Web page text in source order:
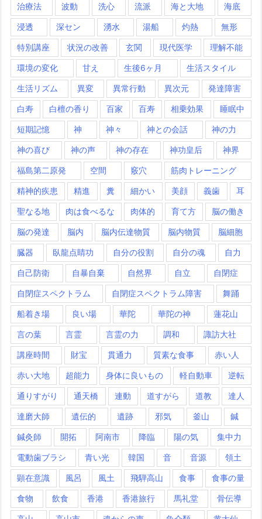
治療法 波動 洗心 流派 海と大地 海底
浸透 深セン 湧水 湯船 灼熱 無形
特別講座 状況の改善 玄関 現代医学 理解不能
環境の変化 甘え 生後6ヶ月 生活スタイル
生活リズム 異変 異常行動 異次元 発達障害
白寿 白檀の香り 百家 百寿 相乗効果 睡眠中
短期記憶 神 神々 神との会話 神の力
神の喜び 神の声 神の存在 神功皇后 神界
福島第二原発 空間 竅穴 筋肉トレーニング
精神的疾患 精進 糞 細かい 美顔 義歯 耳
聖なる地 肉は食べるな 肉体的 育て方 脳の働き
脳の発達 脳内 脳内伝達物質 脳内物質 脳細胞
臓器 臥龍点睛功 自分の役割 自分の魂 自力
自己防衛 自暴自棄 自然界 自立 自閉症
自閉症スペクトラム 自閉症スペクトラム障害 舞踊
船着き場 良い場 華陀 華陀の神 蓮花山
言の葉 言霊 言霊の力 調和 諏訪大社
講座時間 財宝 貫通力 質素な食事 赤い人
赤い大地 超能力 身体に良いもの 軽自動車 逆転
通りすがり 通天橋 連動 道すがら 道教 達人
達磨大師 遺伝的 遺跡 邪気 釜山 鍼
鍼灸師 開拓 阿南市 降臨 陽の気 集中力
電動歯ブラシ 青い光 韓国 音 音源 領土
顕在意識 風呂 風土 飛騨高山 食事 食事の量
食物 飲食 香港 香港旅行 馬礼堂 骨伝導